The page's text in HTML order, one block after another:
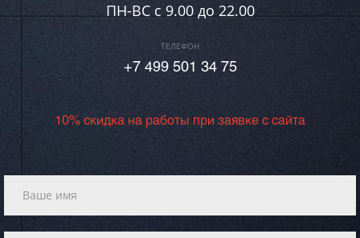
ПН-ВC c 9.00 до 22.00
ТЕЛЕФОН
+7 499 501 34 75
10% скидка на работы при заявке с сайта